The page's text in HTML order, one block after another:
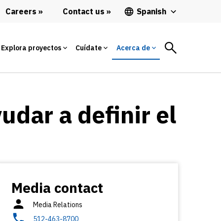
Careers Contact us Spanish
Explora proyectos Cuídate Acerca de
a definir el
Media contact
Media Relations
512-463-8700